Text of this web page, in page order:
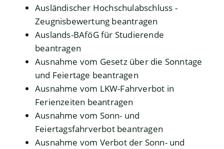
Ausländischer Hochschulabschluss -
Zeugnisbewertung beantragen
Auslands-BAföG für Studierende
beantragen
Ausnahme vom Gesetz über die Sonntage
und Feiertage beantragen
Ausnahme vom LKW-Fahrverbot in
Ferienzeiten beantragen
Ausnahme vom Sonn- und
Feiertagsfahrverbot beantragen
Ausnahme vom Verbot der Sonn- und